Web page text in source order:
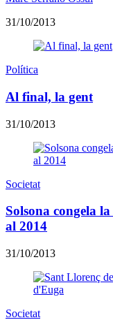
31/10/2013
Política
Al final, la gent
31/10/2013
Societat
Solsona congela
al 2014
31/10/2013
Societat